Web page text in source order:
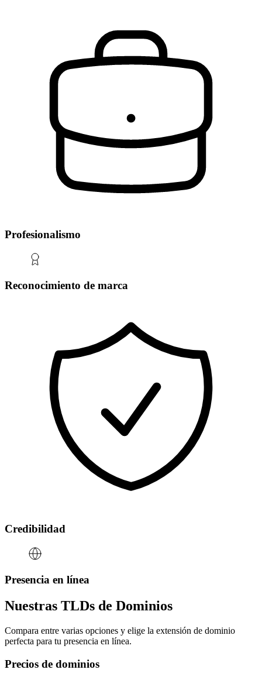
Profesionalismo
Reconocimiento de marca
Credibilidad
Presencia en línea
Nuestras TLDs de Dominios
Compara entre varias opciones y elige la extensión de dominio
perfecta para tu presencia en línea.
Precios de dominios